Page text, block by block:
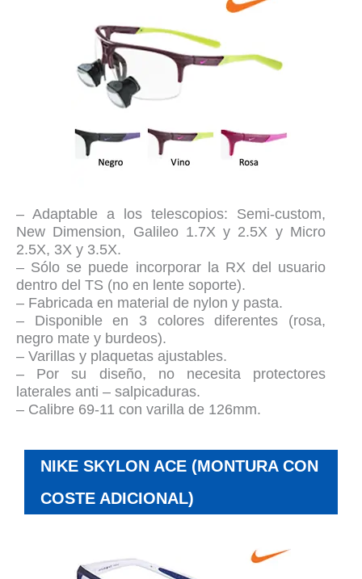
– Adaptable a los telescopios: Semi-custom,
New Dimension, Galileo 1.7X y 2.5X y Micro
2.5X, 3X y 3.5X.
– Sólo se puede incorporar la RX del usuario
dentro del TS (no en lente soporte).
– Fabricada en material de nylon y pasta.
– Disponible en 3 colores diferentes (rosa,
negro mate y burdeos).
– Varillas y plaquetas ajustables.
– Por su diseño, no necesita protectores
laterales anti – salpicaduras.
– Calibre 69-11 con varilla de 126mm.
NIKE SKYLON ACE (MONTURA CON
COSTE ADICIONAL)